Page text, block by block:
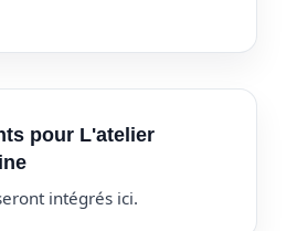
pour L'atelier
intégrés ici.